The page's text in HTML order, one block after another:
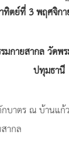
ทิตย์ที่ 3 พฤศจิก
มกายสากล วัดพ
ปทุมธานี
บาตร ณ บ้านแก้
ากล